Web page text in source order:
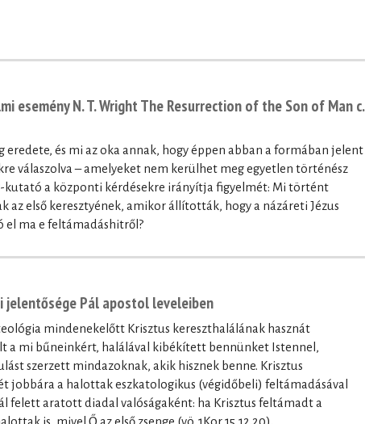
esemény N. T. Wright The Resurrection of the Son of Man c.
eredete, és mi az oka annak, hogy éppen abban a formában jelent
válaszolva – amelyeket nem kerülhet meg egyetlen történész
kutató a központi kérdésekre irányítja figyelmét: Mi történt
az első keresztyének, amikor állították, hogy a názáreti Jézus
ma e feltámadáshitről?
Pál apostol leveleiben
mindenekelőtt Krisztus kereszthalálának hasznát
a mi bűneinkért, halálával kibékített bennünket Istennel,
szerzett mindazoknak, akik hisznek benne. Krisztus
jobbára a halottak eszkatologikus (végidőbeli) feltámadásával
felett aratott diadal valóságaként: ha Krisztus feltámadt a
is, mivel Ő az első zsenge (vö. 1Kor 15,12.20).